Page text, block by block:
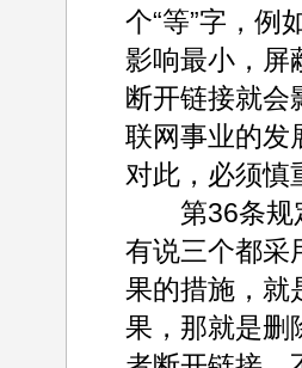
个“等”字，例
影响最小，屏
断开链接就会
联网事业的发
对此，必须慎
第36条规定
有说三个都采
果的措施，就
果，那就是删